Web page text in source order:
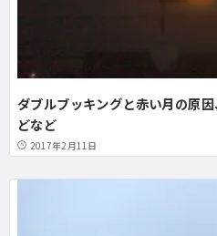
ダブルブッキングと赤い月の原
どなど
2017年2月11日